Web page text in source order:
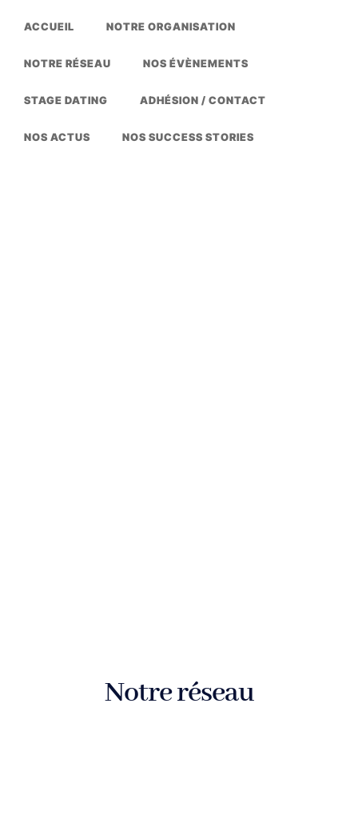
ACCUEIL NOTRE ORGANISATION
NOTRE RÉSEAU NOS ÉVÈNEMENTS
STAGE DATING ADHÉSION / CONTACT
NOS ACTUS NOS SUCCESS STORIES
Notre réseau